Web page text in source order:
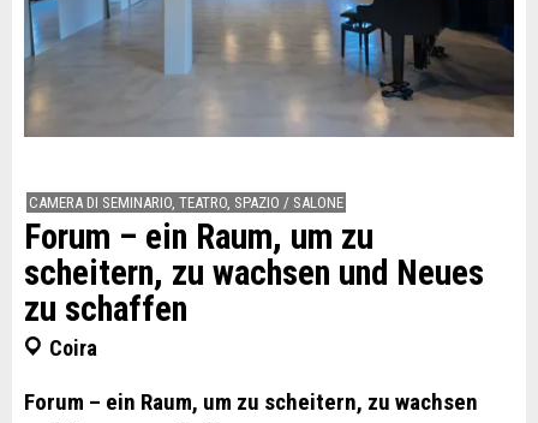
CAMERA DI SEMINARIO, TEATRO, SPAZIO / SALONE
Forum – ein Raum, um zu
scheitern, zu wachsen und Neues
zu schaffen
Coira
Forum – ein Raum, um zu scheitern, zu wachsen